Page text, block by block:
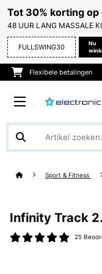
Tot 30% korting
48 UUR LANG MASSALE
FULLSWING30
Nu
Flexibele betalingen
Sport & Fitness
Infinity Track
25